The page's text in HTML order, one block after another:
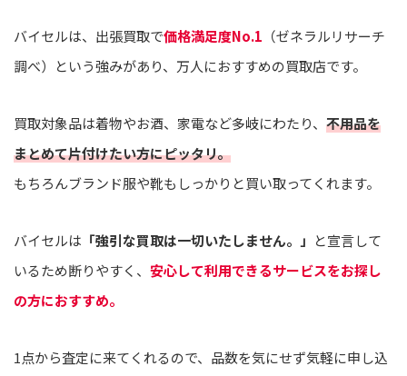
バイセルは、出張買取で価格満足度No.1 （ゼネラルリサーチ
調べ）という強みがあり、万人におすすめの買取店です。
買取対象品は着物やお酒、家電など多岐にわたり、 不用品を
まとめて片付けたい方にピッタリ。
もちろんブランド服や靴もしっかりと買い取ってくれます。
バイセルは 「強引な買取は一切いたしません。」 と宣言して
いるため断りやすく、 安心して利用できるサービスをお探し
の方におすすめ。
1点から査定に来てくれるので、品数を気にせず気軽に申し込